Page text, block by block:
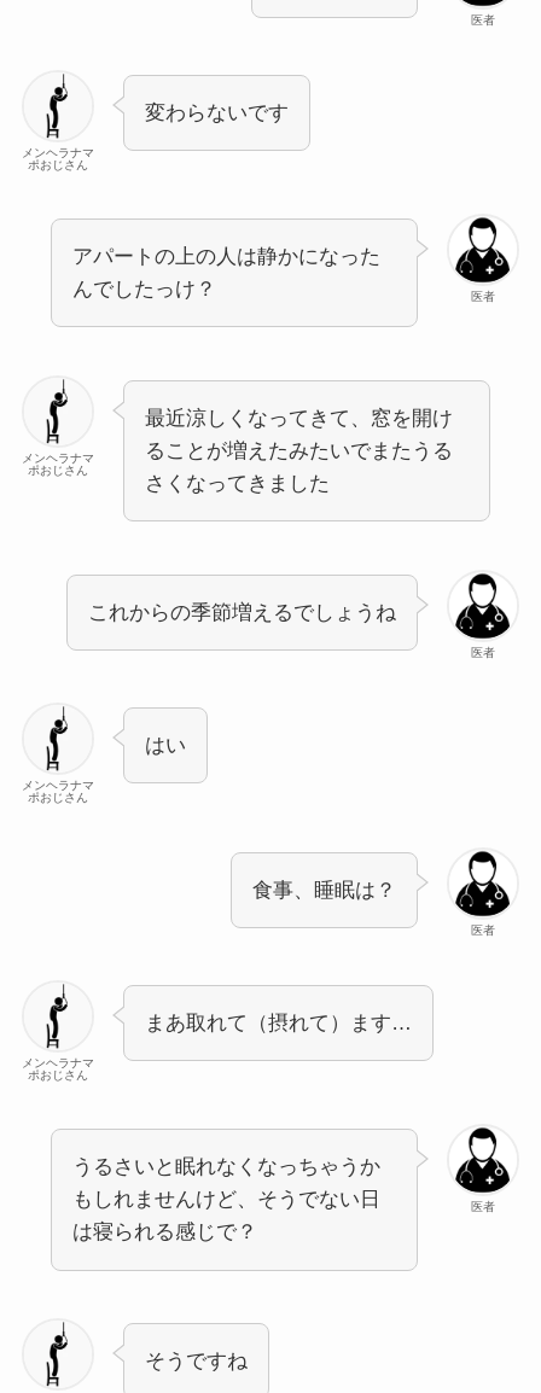
医者
メンヘラナマ
ポおじさん
変わらないです
医者
アパートの上の人は静かになった
んでしたっけ？
メンヘラナマ
ポおじさん
最近涼しくなってきて、窓を開け
ることが増えたみたいでまたうる
さくなってきました
医者
これからの季節増えるでしょうね
メンヘラナマ
ポおじさん
はい
医者
食事、睡眠は？
メンヘラナマ
ポおじさん
まあ取れて（摂れて）ます…
医者
うるさいと眠れなくなっちゃうか
もしれませんけど、そうでない日
は寝られる感じで？
そうですね